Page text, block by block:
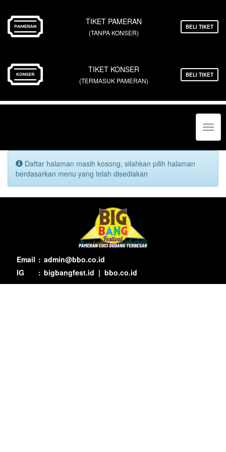
TIKET PAMERAN
(TANPA KONSER)
BELI TIKET
TIKET KONSER
(TERMASUK PAMERAN)
BELI TIKET
Daftar halaman masih kosong, silahkan pilih halaman
berdasarkan menu yang telah disediakan
Email : admin@bbo.co.id
IG
: bigbangfest.id | bbo.co.id